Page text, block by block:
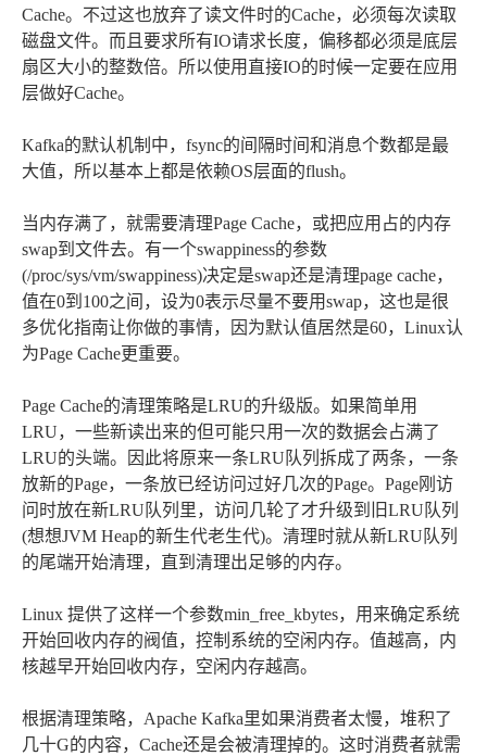
Cache。不过这也放弃了读文件时的Cache，必须每次读取
磁盘文件。而且要求所有IO请求长度，偏移都必须是底层
扇区大小的整数倍。所以使用直接IO的时候一定要在应用
层做好Cache。
Kafka的默认机制中，fsync的间隔时间和消息个数都是最
大值，所以基本上都是依赖OS层面的flush。
当内存满了，就需要清理Page Cache，或把应用占的内存
swap到文件去。有一个swappiness的参数
(/proc/sys/vm/swappiness)决定是swap还是清理page cache，
值在0到100之间，设为0表示尽量不要用swap，这也是很
多优化指南让你做的事情，因为默认值居然是60，Linux认
为Page Cache更重要。
Page Cache的清理策略是LRU的升级版。如果简单用
LRU，一些新读出来的但可能只用一次的数据会占满了
LRU的头端。因此将原来一条LRU队列拆成了两条，一条
放新的Page，一条放已经访问过好几次的Page。Page刚访
问时放在新LRU队列里，访问几轮了才升级到旧LRU队列
(想想JVM Heap的新生代老生代)。清理时就从新LRU队列
的尾端开始清理，直到清理出足够的内存。
Linux 提供了这样一个参数min_free_kbytes，用来确定系统
开始回收内存的阀值，控制系统的空闲内存。值越高，内
核越早开始回收内存，空闲内存越高。
根据清理策略，Apache Kafka里如果消费者太慢，堆积了
几十G的内容，Cache还是会被清理掉的。这时消费者就需